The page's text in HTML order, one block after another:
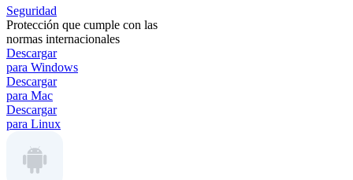
Seguridad
Protección que cumple con las
normas internacionales
Descargar
para Windows
Descargar
para Mac
Descargar
para Linux